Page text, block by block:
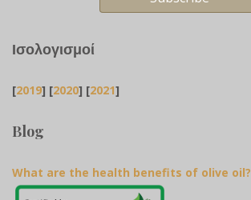
Ισολογισμοί
[2019] [2020] [2021]
Blog
What are the health benefits of olive oil?